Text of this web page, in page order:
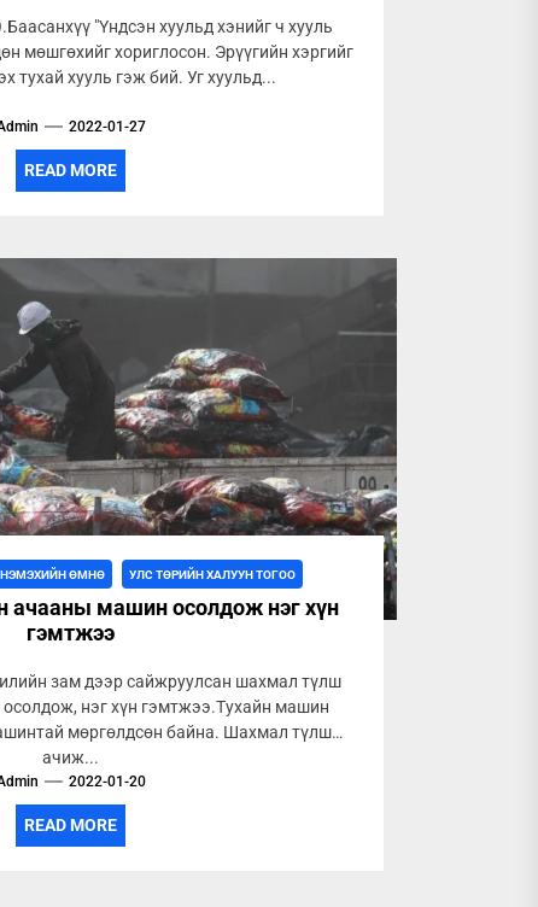
"Үндсэн хуульд хэнийг ч хууль
мөшгөхийг хориглосон. Эрүүгийн хэргийг
тухай хууль гэж бий. Уг хуульд...
2022-01-27
READ MORE
НЭМЭХИЙН ӨМНӨ УЛС ТӨРИЙН ХАЛУУН ТОГОО
ачааны машин осолдож нэг хүн
гэмтжээ
зам дээр сайжруулсан шахмал түлш
нэг хүн гэмтжээ.Тухайн машин
мөргөлдсөн байна. Шахмал түлш
ачиж...
2022-01-20
READ MORE